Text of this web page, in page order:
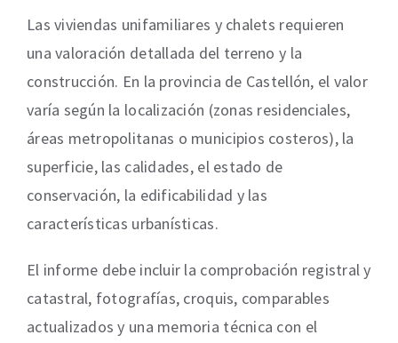
Las viviendas unifamiliares y chalets requieren
una valoración detallada del terreno y la
construcción. En la provincia de Castellón, el valor
varía según la localización (zonas residenciales,
áreas metropolitanas o municipios costeros), la
superficie, las calidades, el estado de
conservación, la edificabilidad y las
características urbanísticas.
El informe debe incluir la comprobación registral y
catastral, fotografías, croquis, comparables
actualizados y una memoria técnica con el